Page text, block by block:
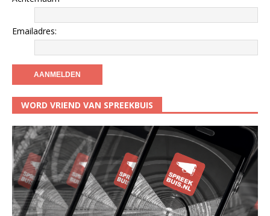
Emailadres:
WORD VRIEND VAN SPREEKBUIS